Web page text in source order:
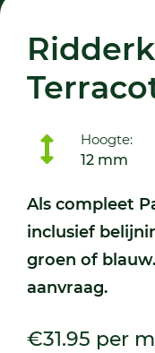
Hoogte:
12 mm
Als compleet
inclusief
groen of
aanvraag.
€31.95 per m